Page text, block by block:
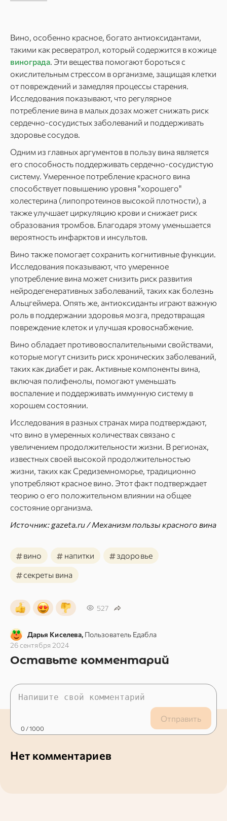
Вино, особенно красное, богато антиоксидантами,
такими как ресвератрол, который содержится в кожице
винограда. Эти вещества помогают бороться с
окислительным стрессом в организме, защищая клетки
от повреждений и замедляя процессы старения.
Исследования показывают, что регулярное
потребление вина в малых дозах может снижать риск
сердечно-сосудистых заболеваний и поддерживать
здоровье сосудов.
Одним из главных аргументов в пользу вина является
его способность поддерживать сердечно-сосудистую
систему. Умеренное потребление красного вина
способствует повышению уровня "хорошего"
холестерина (липопротеинов высокой плотности), а
также улучшает циркуляцию крови и снижает риск
образования тромбов. Благодаря этому уменьшается
вероятность инфарктов и инсультов.
Вино также помогает сохранить когнитивные функции.
Исследования показывают, что умеренное
употребление вина может снизить риск развития
нейродегенеративных заболеваний, таких как болезнь
Альцгеймера. Опять же, антиоксиданты играют важную
роль в поддержании здоровья мозга, предотвращая
повреждение клеток и улучшая кровоснабжение.
Вино обладает противовоспалительными свойствами,
которые могут снизить риск хронических заболеваний,
таких как диабет и рак. Активные компоненты вина,
включая полифенолы, помогают уменьшать
воспаление и поддерживать иммунную систему в
хорошем состоянии.
Исследования в разных странах мира подтверждают,
что вино в умеренных количествах связано с
увеличением продолжительности жизни. В регионах,
известных своей высокой продолжительностью
жизни, таких как Средиземноморье, традиционно
употребляют красное вино. Этот факт подтверждает
теорию о его положительном влиянии на общее
состояние организма.
Источник: gazeta.ru / Механизм пользы красного вина
#вино # напитки #здоровье
#секреты вина
527
Дарья Киселева, Пользователь Едабла
26 сентября 2024
Оставьте комментарий
Отправить
0 / 1000
Нет комментариев